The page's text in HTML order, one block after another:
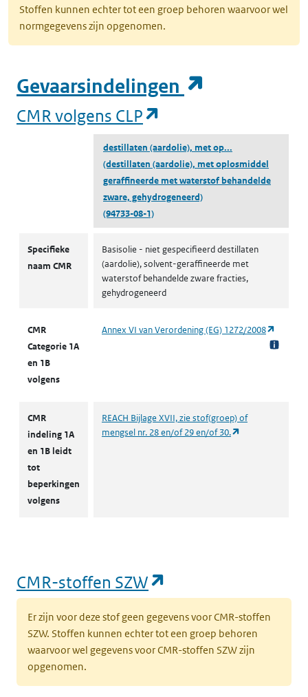
Stoffen kunnen echter tot een groep behoren waarvoor wel
normgegevens zijn opgenomen.
Gevaarsindelingen
CMR volgens CLP
destillaten (aardolie), met op...
(destillaten (aardolie), met oplosmiddel
geraffineerde met waterstof behandelde
zware, gehydrogeneerd)
(94733-08-1)
Specifieke
naam CMR
Basisolie - niet gespecifieerd destillaten
(aardolie), solvent-geraffineerde met
waterstof behandelde zware fracties,
gehydrogeneerd
CMR
Categorie 1A
en 1B
volgens
Annex VI van Verordening (EG) 1272/2008
CMR
indeling 1A
en 1B leidt
tot
beperkingen
volgens
REACH Bijlage XVII, zie stof(groep) of
mengsel nr. 28 en/of 29 en/of 30.
CMR-stoffen SZW
Er zijn voor deze stof geen gegevens voor CMR-stoffen
SZW. Stoffen kunnen echter tot een groep behoren
waarvoor wel gegevens voor CMR-stoffen SZW zijn
opgenomen.